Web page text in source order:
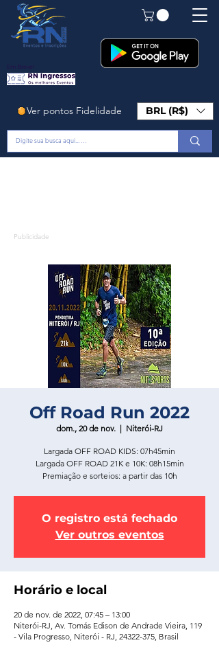
Em Breve!
Ver pontos Fidelidade BRL (R$)
Publicidade
Off Road Run 2022
dom., 20 de nov.
  |
Niterói-RJ
Largada OFF ROAD KIDS: 07h45min
Largada OFF ROAD 21K e 10K: 08h15min
Premiação e sorteios: a partir das 10h
O registro está fechado
Ver outros eventos
Horário e local
20 de nov. de 2022, 07:45 – 13:00
Niterói-RJ, Av. Tomás Edison de Andrade Vieira, 119
- Vila Progresso, Niterói - RJ, 24322-375, Brasil